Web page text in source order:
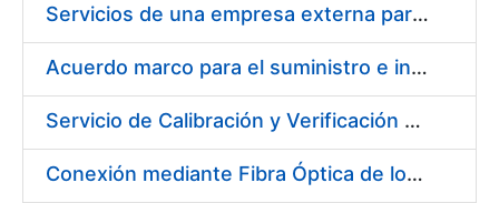
Servicios de una empresa externa para el asesoramiento y resolución de los recursos de alzada que se presentan relacionados con procesos de selección para la FNMT-RCM
Acuerdo marco para el suministro e instalación de persianas, estores y otros complementos
Servicio de Calibración y Verificación Externa de los Equipos de Medición del Servicio de Prevención de la FNMT-RCM
Conexión mediante Fibra Óptica de los Centros de Proceso de Datos (CPDs) de las sedes de la FNMT-RCM de Burgos y Madrid